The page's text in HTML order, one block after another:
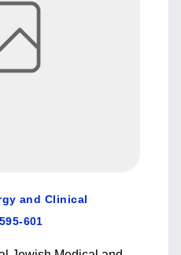
and Clinical
601